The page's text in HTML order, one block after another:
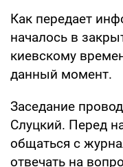
Как передает
началось в
киевскому
данный момент.
Заседание
Слуцкий. Перед
общаться с
отвечать на